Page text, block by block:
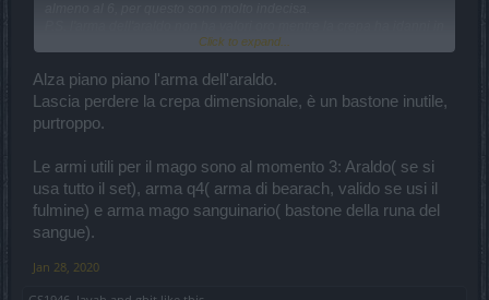
Click to expand...
Alza piano piano l'arma dell'araldo.
Lascia perdere la crepa dimensionale, è un bastone inutile,
purtroppo.
Le armi utili per il mago sono al momento 3: Araldo( se si
usa tutto il set), arma q4( arma di bearach, valido se usi il
fulmine) e arma mago sanguinario( bastone della runa del
sangue).
Jan 28, 2020